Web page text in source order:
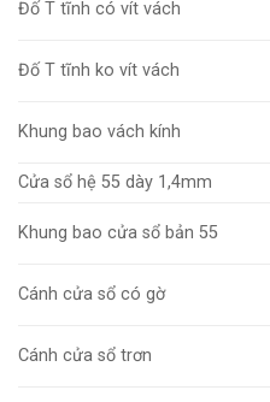
Đố T tĩnh có vít vách
Đố T tĩnh ko vít vách
Khung bao vách kính
Cửa sổ hệ 55 dày 1,4mm
Khung bao cửa sổ bản 55
Cánh cửa sổ có gờ
Cánh cửa sổ trơn